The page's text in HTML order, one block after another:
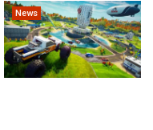
News